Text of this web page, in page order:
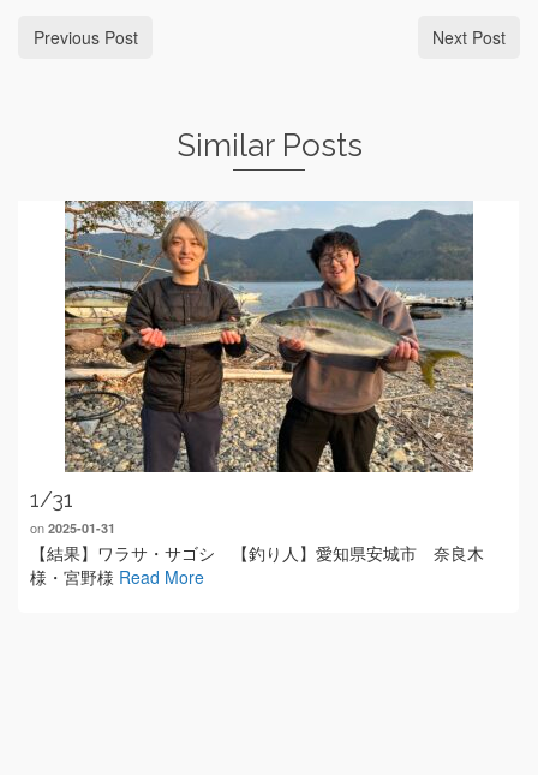
Previous Post Next Post
Similar Posts
1/31
on 2025-01-31
【結果】ワラサ・サゴシ 【釣り人】愛知県安城市 奈良木
様・宮野様 Read More